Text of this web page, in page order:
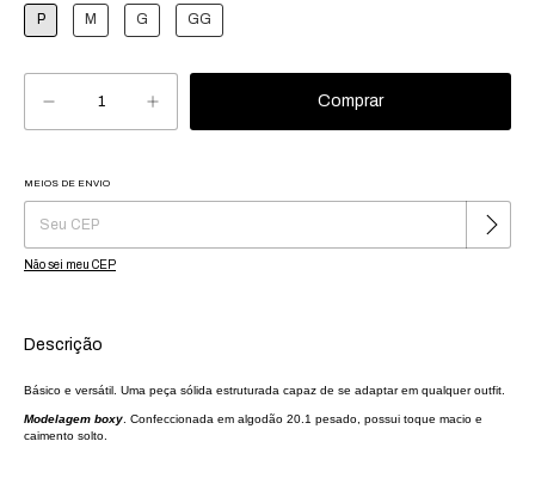
P M G GG
Entregas para o CEP:
MEIOS DE ENVIO
Não sei meu CEP
Descrição
Básico e versátil. Uma peça sólida estruturada capaz de se adaptar em qualquer outfit.
Modelagem boxy. Confeccionada em algodão 20.1 pesado, possui toque macio e
caimento solto.